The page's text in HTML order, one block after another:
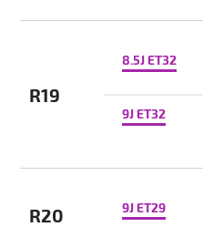
R19
8.5J ET32
9J ET32
R20 9J ET29